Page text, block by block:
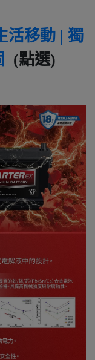
活移動 | 獨
(點選)